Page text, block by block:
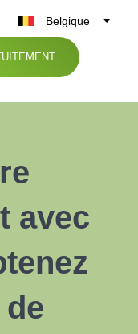
Belgique
België
Nederland
avec